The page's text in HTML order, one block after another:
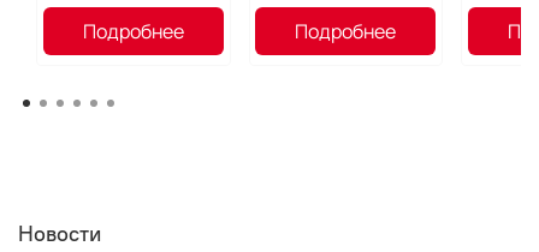
Подробнее Подробнее
Новости